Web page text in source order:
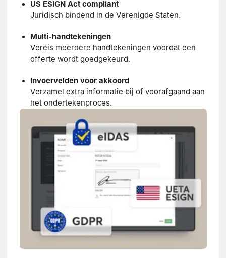
US ESIGN Act compliant
Juridisch bindend in de Verenigde Staten.
Multi-handtekeningen
Vereis meerdere handtekeningen voordat een
offerte wordt goedgekeurd.
Invoervelden voor akkoord
Verzamel extra informatie bij of voorafgaand aan
het ondertekenproces.